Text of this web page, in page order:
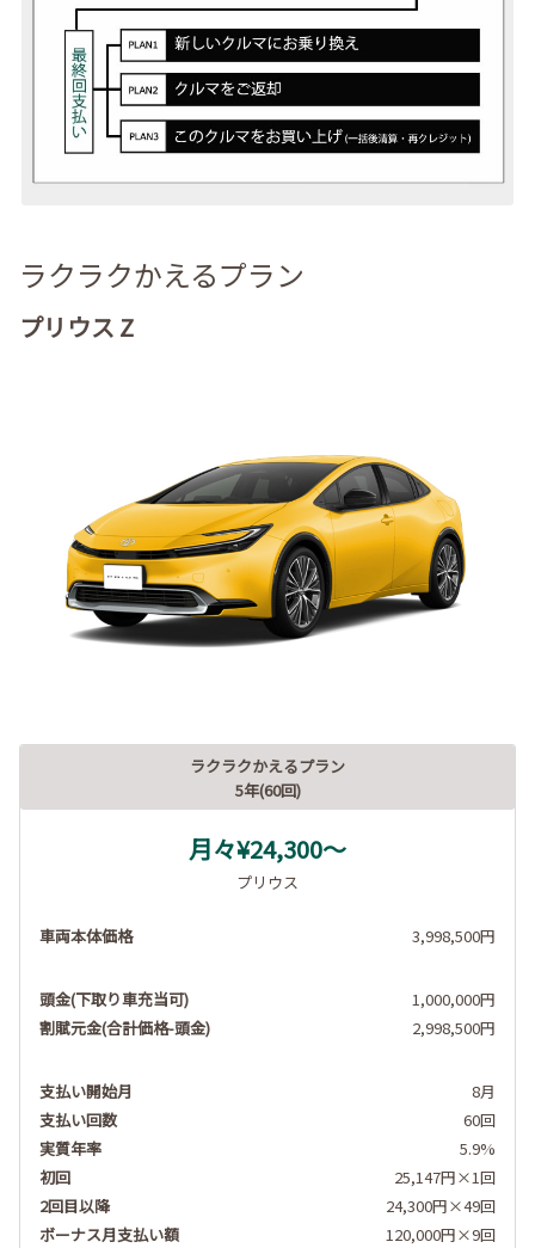
ラクラクかえるプラン
プリウス Z
ラクラクかえるプラン
5年(60回)
月々¥24,300～
プリウス
3,998,500円
1,000,000円
2,998,500円
8月
60回
5.9%
25,147円×1回
24,300円×49回
120,000円×9回